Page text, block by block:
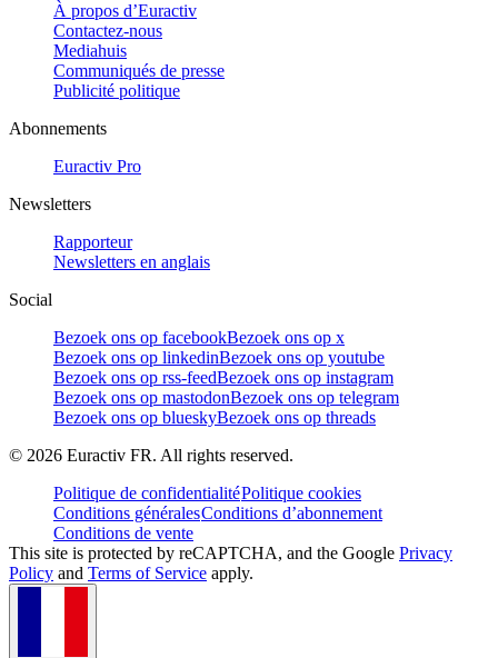
À propos d’Euractiv
Contactez-nous
Mediahuis
Communiqués de presse
Publicité politique
Abonnements
Euractiv Pro
Newsletters
Rapporteur
Newsletters en anglais
Social
Bezoek ons op facebookBezoek ons op x
Bezoek ons op linkedinBezoek ons op youtube
Bezoek ons op rss-feedBezoek ons op instagram
Bezoek ons op mastodonBezoek ons op telegram
Bezoek ons op blueskyBezoek ons op threads
© 2026 Euractiv FR. All rights reserved.
Politique de confidentialitéPolitique cookies
Conditions généralesConditions d’abonnement
Conditions de vente
This site is protected by reCAPTCHA, and the Google Privacy
Policy and Terms of Service apply.